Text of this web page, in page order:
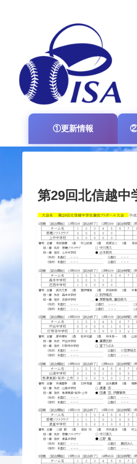
①更新情報 ②
第29回北信越